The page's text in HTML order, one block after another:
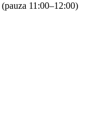
(pauza 11:00–12:00)